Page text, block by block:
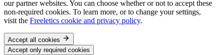
our partner websites. You can choose whether or not to accept these
non-required cookies. To learn more, or to change your settings,
visit the Freeletics cookie and privacy policy.
Accept all cookies
Accept only required cookies